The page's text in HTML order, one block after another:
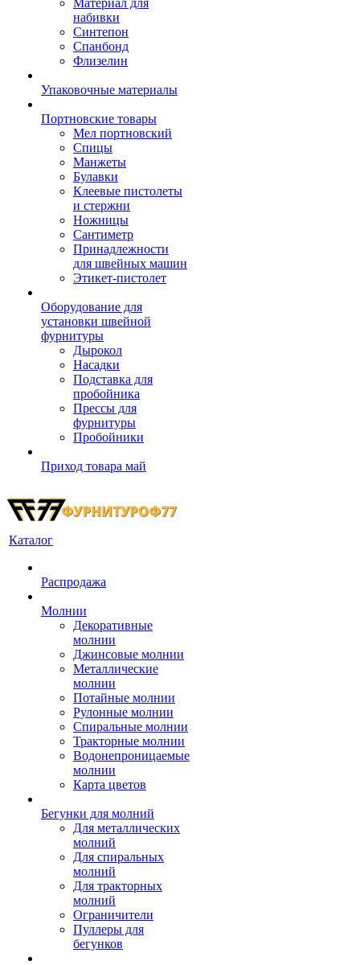
Материал для
набивки
Синтепон
Спанбонд
Флизелин
Упаковочные материалы
Портновские товары
Мел портновский
Спицы
Манжеты
Булавки
Клеевые пистолеты
и стержни
Ножницы
Сантиметр
Принадлежности
для швейных машин
Этикет-пистолет
Оборудование для
установки швейной
фурнитуры
Дырокол
Насадки
Подставка для
пробойника
Прессы для
фурнитуры
Пробойники
Приход товара май
Каталог
Распродажа
Молнии
Декоративные
молнии
Джинсовые молнии
Металлические
молнии
Потайные молнии
Рулонные молнии
Спиральные молнии
Тракторные молнии
Водонепроницаемые
молнии
Карта цветов
Бегунки для молний
Для металлических
молний
Для спиральных
молний
Для тракторных
молний
Ограничители
Пуллеры для
бегунков